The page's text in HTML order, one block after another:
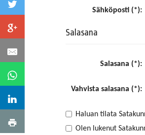
Sähköposti (*):
Salasana
Salasana (*):
Vahvista salasana (*):
Haluan tilata
Olen lukenut